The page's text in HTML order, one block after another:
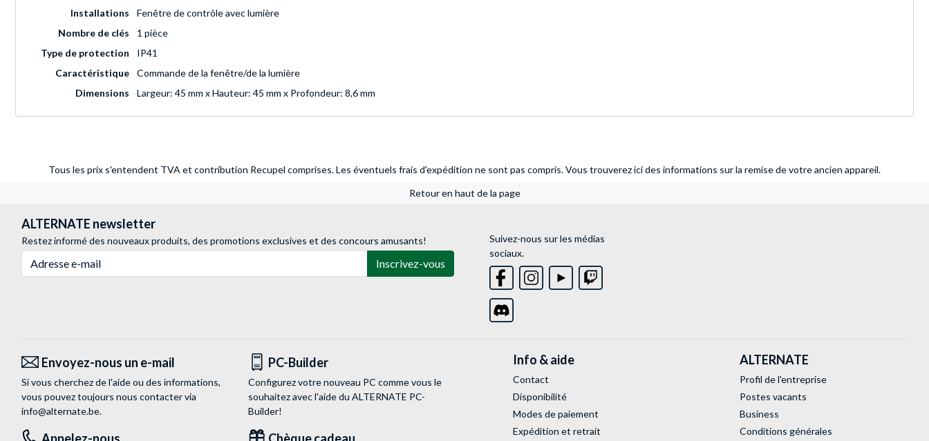
Installations
Fenêtre de contrôle avec lumière
Nombre de clés
1 pièce
Type de protection
IP41
Caractéristique
Commande de la fenêtre/de la lumière
Dimensions
Largeur: 45 mm x Hauteur: 45 mm x Profondeur: 8,6 mm
Tous les prix s'entendent TVA et contribution Recupel comprises. Les éventuels frais d'expédition ne sont pas compris.Vous trouverez ici des informations sur la remise de votre ancien appareil.
Retour en haut de la page
ALTERNATE newsletter
Restez informé des nouveaux produits, des promotions exclusives et des concours amusants!
Inscrivez-vous
Suivez-nous sur les médias
sociaux.
Envoyez-nous un e-mail
Si vous cherchez de l'aide ou des informations,
vous pouvez toujours nous contacter via
info@alternate.be.
PC-Builder
Configurez votre nouveau PC comme vous le
souhaitez avec l'aide du ALTERNATE PC-
Builder!
Info & aide
Contact
Disponibilité
Modes de paiement
Expédition et retrait
ALTERNATE
Profil de l'entreprise
Postes vacants
Business
Conditions générales